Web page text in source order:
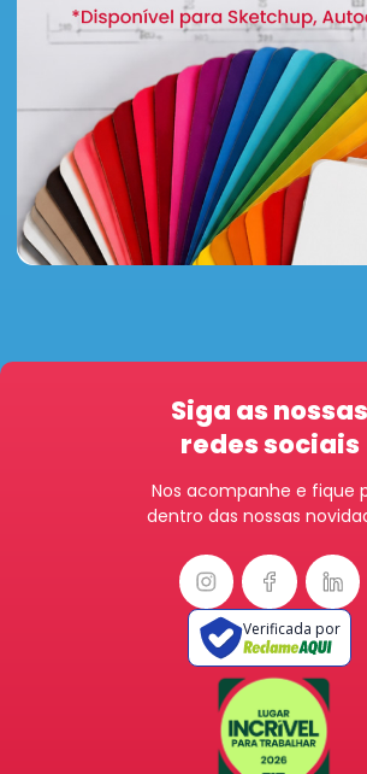
Siga as nossas
redes sociais
Nos acompanhe e fique
dentro das nossas
Verificada por